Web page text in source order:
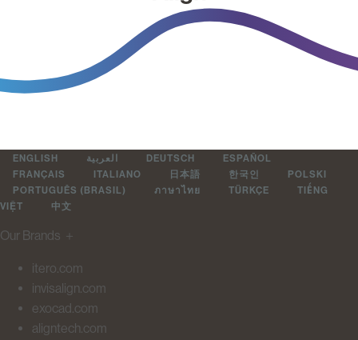
ENGLISH العربية DEUTSCH
ESPAÑOL
FRANÇAIS
ITALIANO 日本語 한국인
POLSKI
PORTUGUÊS (BRASIL)
ภาษาไทย TÜRKÇE
TIẾNG
VIỆT
中文
Our Brands ＋
itero.com
invisalign.com
exocad.com
aligntech.com